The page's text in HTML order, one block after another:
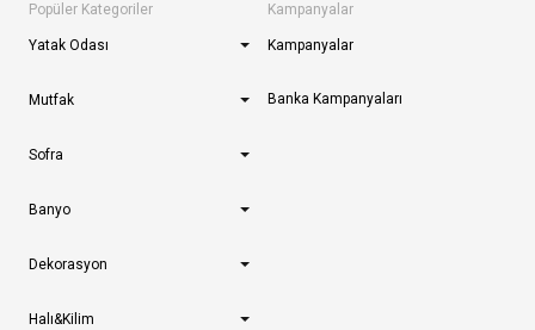
Popüler Kategoriler
Yatak Odası
Mutfak
Sofra
Banyo
Dekorasyon
Halı&Kilim
Kampanyalar
Kampanyalar
Banka Kampanyaları